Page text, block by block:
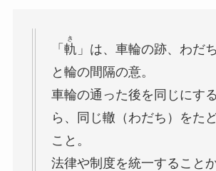
「 軌
き
」は、車輪の跡、わだ
と輪の間隔の意。
車輪の通った後を同じにす
ら、同じ轍（わだち）をた
こと。
法律や制度を統一すること